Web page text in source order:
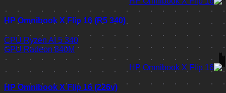
HP Omnibook X Flip 16 (R5 340)
CPU Ryzen AI 5 340
GPU Radeon 840M
HP Omnibook X Flip 16 (226v)